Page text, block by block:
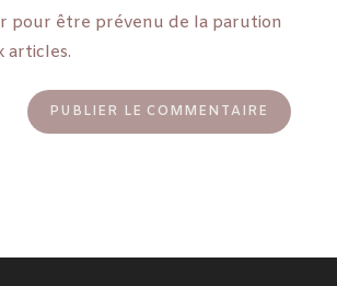
pour être prévenu de la parution
articles.